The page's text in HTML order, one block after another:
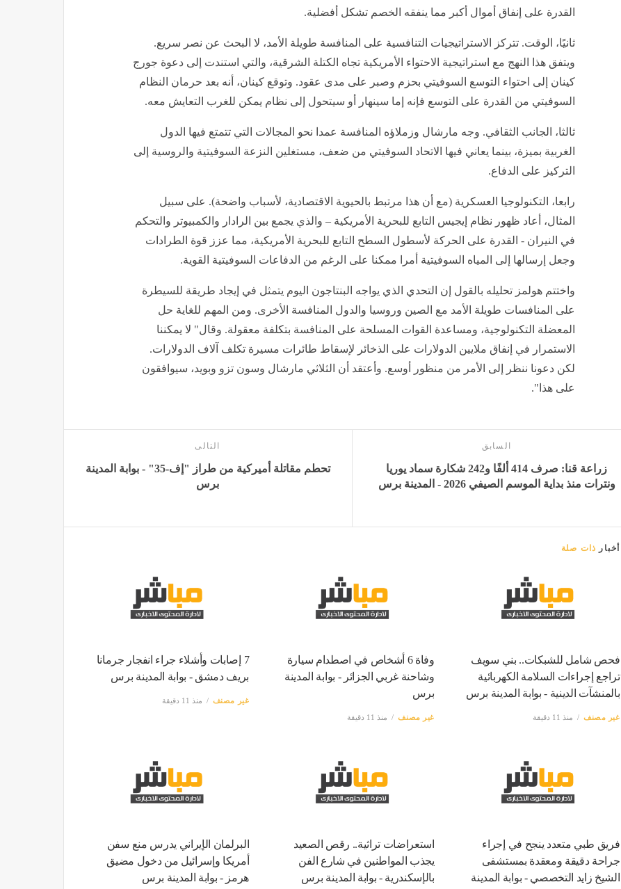
القدرة على إنفاق أموال أكبر مما ينفقه الخصم تشكل أفضلية.
ثانيًا، الوقت. تتركز الاستراتيجيات التنافسية على المنافسة طويلة الأمد، لا البحث عن نصر سريع.
ويتفق هذا النهج مع استراتيجية الاحتواء الأمريكية تجاه الكتلة الشرقية، والتي استندت إلى دعوة جورج
كينان إلى احتواء التوسع السوفيتي بحزم وصبر على مدى عقود. وتوقع كينان، أنه بعد حرمان النظام
السوفيتي من القدرة على التوسع فإنه إما سينهار أو سيتحول إلى نظام يمكن للغرب التعايش معه.
ثالثا، الجانب الثقافي. وجه مارشال وزملاؤه المنافسة عمدا نحو المجالات التي تتمتع فيها الدول
الغربية بميزة، بينما يعاني فيها الاتحاد السوفيتي من ضعف، مستغلين النزعة السوفيتية والروسية إلى
التركيز على الدفاع.
رابعا، التكنولوجيا العسكرية (مع أن هذا مرتبط بالحيوية الاقتصادية، لأسباب واضحة). على سبيل
المثال، أعاد ظهور نظام إيجيس التابع للبحرية الأمريكية – والذي يجمع بين الرادار والكمبيوتر والتحكم
في النيران - القدرة على الحركة لأسطول السطح التابع للبحرية الأمريكية، مما عزز قوة الطرادات
وجعل إرسالها إلى المياه السوفيتية أمرا ممكنا على الرغم من الدفاعات السوفيتية القوية.
واختتم هولمز تحليله بالقول إن التحدي الذي يواجه البنتاجون اليوم يتمثل في إيجاد طريقة للسيطرة
على المنافسات طويلة الأمد مع الصين وروسيا والدول المنافسة الأخرى. ومن المهم للغاية حل
المعضلة التكنولوجية، ومساعدة القوات المسلحة على المنافسة بتكلفة معقولة. وقال" لا يمكننا
الاستمرار في إنفاق ملايين الدولارات على الذخائر لإسقاط طائرات مسيرة تكلف آلاف الدولارات.
لكن دعونا ننظر إلى الأمر من منظور أوسع. وأعتقد أن الثلاثي مارشال وسون تزو وبويد، سيوافقون
على هذا".
السابق
زراعة قنا: صرف 414 ألفًا و242 شكارة سماد يوريا
ونترات منذ بداية الموسم الصيفي 2026 - المدينة برس
التالى
تحطم مقاتلة أميركية من طراز "إف-35" - بوابة المدينة
برس
أخبار ذات صلة
فحص شامل للشبكات.. بني سويف
تراجع إجراءات السلامة الكهربائية
بالمنشآت الدينية - بوابة المدينة برس
غير مصنف منذ 11 دقيقة
وفاة 6 أشخاص في اصطدام سيارة
وشاحنة غربي الجزائر - بوابة المدينة
برس
غير مصنف منذ 11 دقيقة
7 إصابات وأشلاء جراء انفجار جرمانا
بريف دمشق - بوابة المدينة برس
غير مصنف منذ 11 دقيقة
فريق طبي متعدد ينجح في إجراء
جراحة دقيقة ومعقدة بمستشفى
الشيخ زايد التخصصي - بوابة المدينة
استعراضات تراثية.. رقص الصعيد
يجذب المواطنين في شارع الفن
بالإسكندرية - بوابة المدينة برس
البرلمان الإيراني يدرس منع سفن
أمريكا وإسرائيل من دخول مضيق
هرمز - بوابة المدينة برس